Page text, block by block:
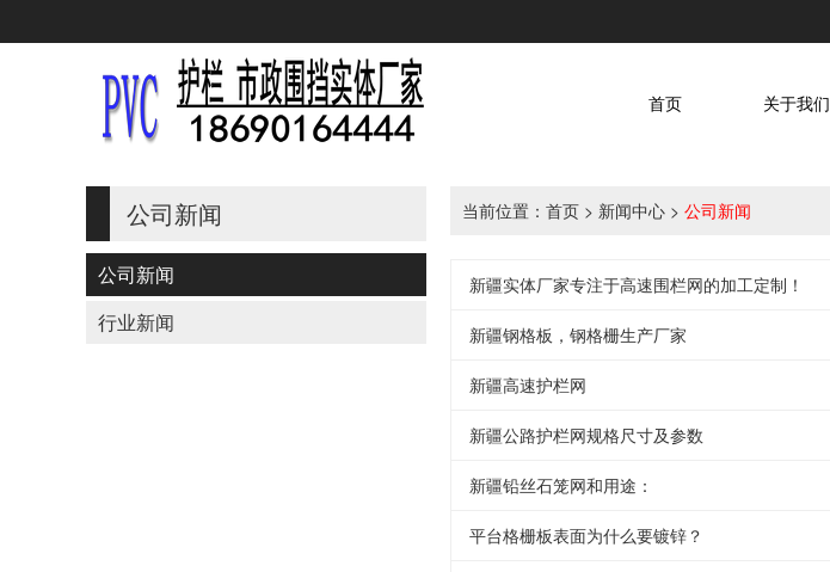
关于我们
首页
公司新闻
公司新闻
行业新闻
当前位置： 首页 > 新闻中心 > 公司新闻
新疆实体厂家专注于高速围栏网的加工定制！
新疆钢格板，钢格栅生产厂家
新疆高速护栏网
新疆公路护栏网规格尺寸及参数
新疆铅丝石笼网和用途：
平台格栅板表面为什么要镀锌？